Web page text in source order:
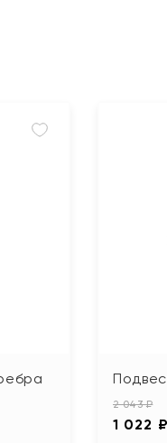
2 043 ₽
1 022 ₽